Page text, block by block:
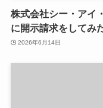
株式会社シー・アイ
に開示請求をしてみ
2026年6月14日